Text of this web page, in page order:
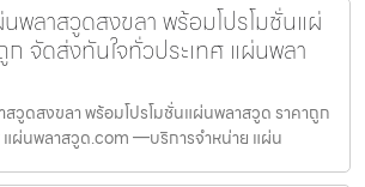
นพลาสวูดสงขลา พร้อมโปรโมชั่นแผ่
จัดส่งทันใจทั่วประเทศ แผ่นพลา
สวูดสงขลา พร้อมโปรโมชั่นแผ่นพลาสวูด ราคาถูก
แผ่นพลาสวูด.com —บริการจำหน่าย แผ่น